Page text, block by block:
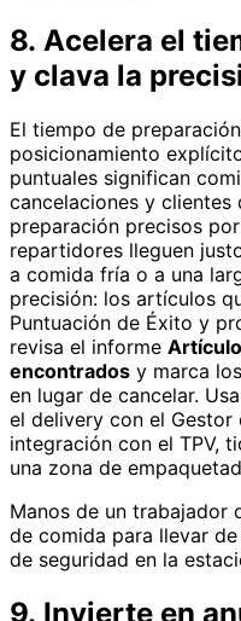
8. Acelera el
y clava la
El tiempo de
posicionamiento
puntuales significan
cancelaciones y clientes
preparación precisos
repartidores lleguen
a comida fría o a una
precisión: los artículos
Puntuación de Éxito y
revisa el informe
encontrados y marca
en lugar de cancelar.
el delivery con el Gestor
integración con el TPV,
una zona de
Manos de un trabajador
de comida para llevar
de seguridad en la
9. Invierte en